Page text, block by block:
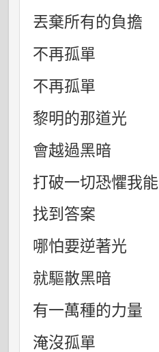
丟棄所有的負擔
不再孤單
不再孤單
黎明的那道光
會越過黑暗
打破一切恐懼我能
找到答案
哪怕要逆著光
就驅散黑暗
有一萬種的力量
淹沒孤單